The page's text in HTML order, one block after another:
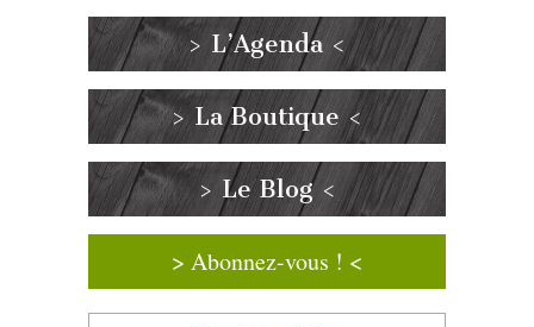
> L’Agenda <
> La Boutique <
> Le Blog <
> Abonnez-vous ! <